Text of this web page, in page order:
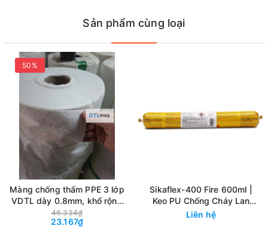
Sản phẩm cùng loại
50%
Màng chống thấm PPE 3 lớp
VDTL dày 0.8mm, khổ rộng
1.2m, tỷ trọng ~270g. Màng
chống thấm cao cấp, có cấu
46.334₫
23.167₫
Sikaflex-400 Fire 600ml |
Keo PU Chống Cháy Lan
Trám Khe Ngăn Cháy 4 Giờ
Liên hệ